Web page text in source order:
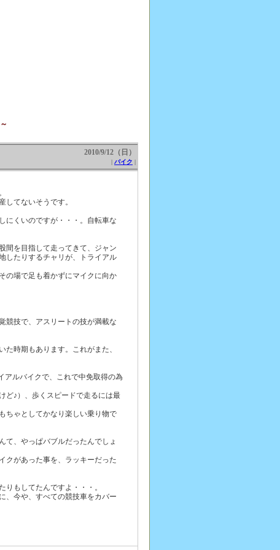
2010/9/12（日）
| バイク |
してないそうです。
にくいのですが・・・。自転車な
間を目指して走ってきて、ジャン
したりするチャリが、トライアル
の場で足も着かずにマイクに向か
競技で、アスリートの技が満載な
時期もあります。これがまた、
アルバイクで、これで中免取得の為
ど♪）、歩くスピードで走るには最
ちゃとしてかなり楽しい乗り物で
て、やっぱバブルだったんでしょ
クがあった事を、ラッキーだった
りもしてたんですよ・・・。
、今や、すべての競技車をカバー